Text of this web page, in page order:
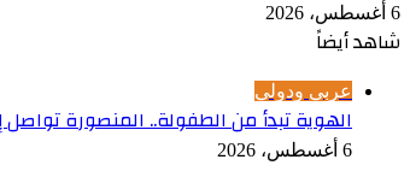
6 أغسطس، 2026
شاهد أيضاً
عربي ودولي
الهوية تبدأ من الطفولة.. المنصورة تواصل
6 أغسطس، 2026